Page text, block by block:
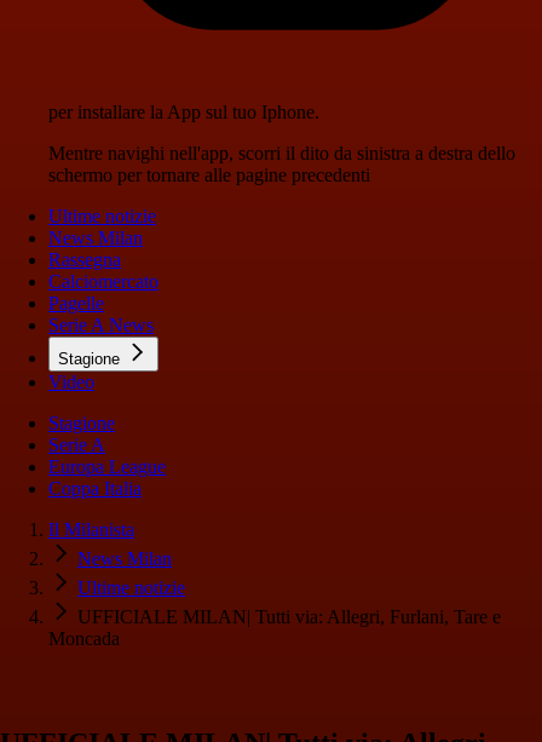
per installare la App sul tuo Iphone.
Mentre navighi nell'app, scorri il dito da sinistra a destra dello
schermo per tornare alle pagine precedenti
Ultime notizie
News Milan
Rassegna
Calciomercato
Pagelle
Serie A News
Stagione
Video
Stagione
Serie A
Europa League
Coppa Italia
Il Milanista
News Milan
Ultime notizie
UFFICIALE MILAN| Tutti via: Allegri, Furlani, Tare e
Moncada